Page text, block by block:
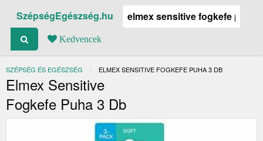
SzépségEgészség.hu
Kedvencek
SZÉPSÉG ÉS EGÉSZSÉG JELENLEGI:
ELMEX SENSITIVE FOGKEFE PUHA 3 DB
Elmex Sensitive
Fogkefe Puha 3 Db